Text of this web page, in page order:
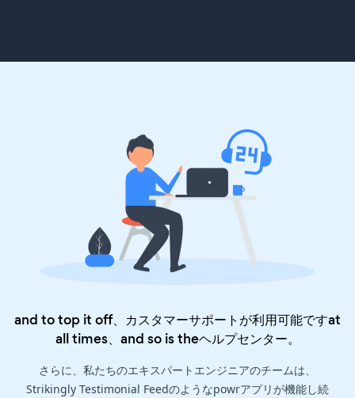
and to top it off、カスタマーサポートが利用可能ですat
all times、and so is theヘルプセンター。
さらに、私たちのエキスパートエンジニアのチームは、
Strikingly Testimonial Feedのようなpowrアプリが機能し続